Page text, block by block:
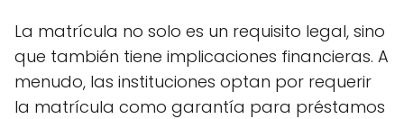
La matrícula no solo es un requisito legal, sino
que también tiene implicaciones financieras. A
menudo, las instituciones optan por requerir
la matrícula como garantía para préstamos